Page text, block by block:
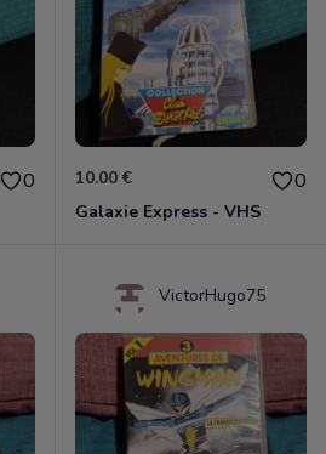
0 10.00 € 0
Galaxie Express - VHS
VictorHugo75